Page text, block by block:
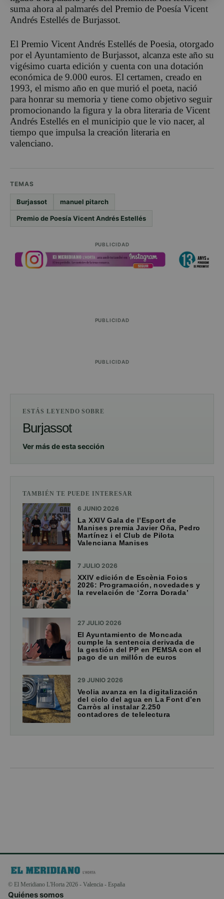
suma ahora al palmarés del Premio de Poesía Vicent
Andrés Estellés de Burjassot.
El Premio Vicent Andrés Estellés de Poesia, otorgado
por el Ayuntamiento de Burjassot, alcanza este año su
vigésimo cuarta edición y cuenta con una dotación
económica de 9.000 euros. El certamen, creado en
1993, el mismo año en que murió el poeta, nació
para honrar su memoria y tiene como objetivo seguir
promocionando la figura y la obra literaria de Vicent
Andrés Estellés en el municipio que le vio nacer, al
tiempo que impulsa la creación literaria en
valenciano.
TEMAS
Burjassot manuel pitarch
Premio de Poesía Vicent Andrés Estellés
PUBLICIDAD
PUBLICIDAD
PUBLICIDAD
ESTÁS LEYENDO SOBRE
Burjassot
Ver más de esta sección
TAMBIÉN TE PUEDE INTERESAR
6 JUNIO 2026
La XXIV Gala de l’Esport de
Manises premia Javier Oña, Pedro
Martínez i el Club de Pilota
Valenciana Manises
7 JULIO 2026
XXIV edición de Escènia Foios
2026: Programación, novedades y
la revelación de ‘Zorra Dorada’
27 JULIO 2026
El Ayuntamiento de Moncada
cumple la sentencia derivada de
la gestión del PP en PEMSA con el
pago de un millón de euros
29 JUNIO 2026
Veolia avanza en la digitalización
del ciclo del agua en La Font d’en
Carròs al instalar 2.250
contadores de telelectura
© El Meridiano L'Horta 2026 - Valencia - España
Quiénes somos